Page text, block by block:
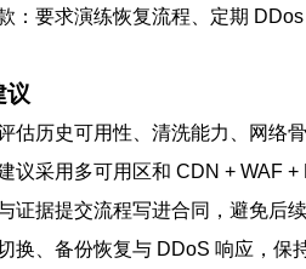
：要求演练恢复流程、定期
议
估历史可用性、清洗能力、网络
议采用多可用区和 CDN + WAF +
证据提交流程写进合同，避免后续
换、备份恢复与 DDoS 响应，保